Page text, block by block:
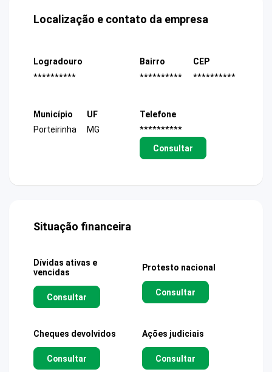
Localização e contato da empresa
Logradouro
**********
Bairro
**********
CEP
**********
Município
Porteirinha
UF
MG
Telefone
**********
Consultar
Situação financeira
Dívidas ativas e
vencidas
Consultar
Protesto nacional
Consultar
Cheques devolvidos
Consultar
Ações judiciais
Consultar